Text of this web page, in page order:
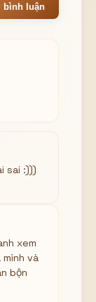
Gửi bình luận
sai :)))
xem
và
bộn